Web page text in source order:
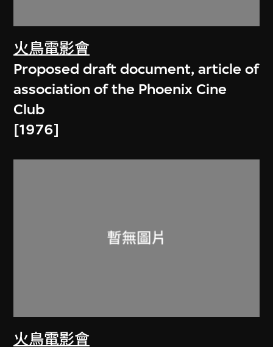
火鳥電影會
Proposed draft document, article of
association of the Phoenix Cine
Club
[1976]
火鳥電影會